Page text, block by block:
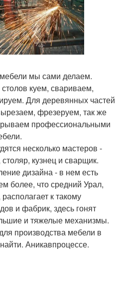
мы сами делаем.
куем, свариваем,
Для деревянных частей
фрезеруем, так же
профессиональными
несколько мастеров -
кузнец и сварщик.
дизайна - в нем есть
более, что средний Урал,
к такому
и фабрик, здесь гонят
и тяжелые механизмы.
производства мебели в
Аникавпроцессе.